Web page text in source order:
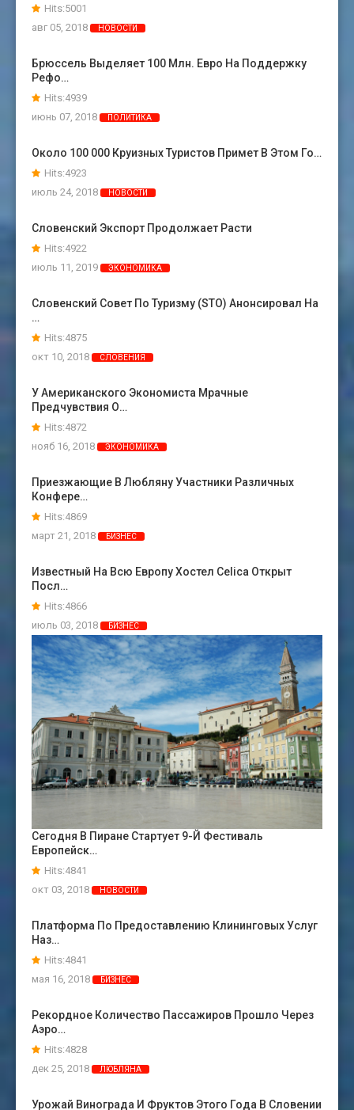
Hits:5001
авг 05, 2018
НОВОСТИ
Брюссель Выделяет 100 Млн. Евро На Поддержку
Рефо…
Hits:4939
июнь 07, 2018
ПОЛИТИКА
Около 100 000 Круизных Туристов Примет В Этом Го…
Hits:4923
июль 24, 2018
НОВОСТИ
Словенский Экспорт Продолжает Расти
Hits:4922
июль 11, 2019
ЭКОНОМИКА
Словенский Совет По Туризму (STO) Анонсировал На
…
Hits:4875
окт 10, 2018
СЛОВЕНИЯ
У Американского Экономиста Мрачные
Предчувствия О…
Hits:4872
нояб 16, 2018
ЭКОНОМИКА
Приезжающие В Любляну Участники Различных
Конфере…
Hits:4869
март 21, 2018
БИЗНЕС
Известный На Всю Европу Хостел Celica Открыт
Посл…
Hits:4866
июль 03, 2018
БИЗНЕС
Сегодня В Пиране Стартует 9-Й Фестиваль
Европейск…
Hits:4841
окт 03, 2018
НОВОСТИ
Платформа По Предоставлению Клининговых Услуг
Наз…
Hits:4841
мая 16, 2018
БИЗНЕС
Рекордное Количество Пассажиров Прошло Через
Аэро…
Hits:4828
дек 25, 2018
ЛЮБЛЯНА
Урожай Винограда И Фруктов Этого Года В Словении